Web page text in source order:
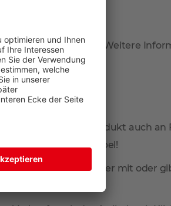
König abzuholen. Weitere
können Sie Ihr Produkt auch an
So sind Sie total flexibel!
Anlieferung wieder mit oder